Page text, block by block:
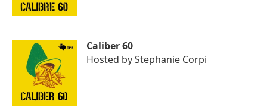
Caliber 60
Hosted byStephanie Corpi